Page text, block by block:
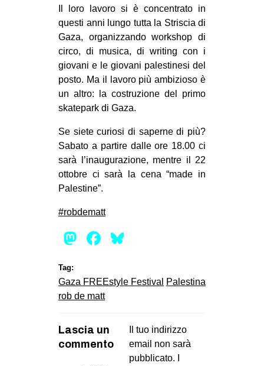
MOVIMENTI
AMBIENTE
ANTIFASCISMO
DIRITTO ALL’ABITARE
GENERI
MIGRAZIONI
PRECARIATO
REPRESSIONE
STUDENTI
CINEMA
AMERICHE
Il loro lavoro si è concentrato in
questi anni lungo tutta la Striscia di
Gaza, organizzando workshop di
circo, di musica, di writing con i
giovani e le giovani palestinesi del
posto. Ma il lavoro più ambizioso è
un altro: la costruzione del primo
skatepark di Gaza.
Se siete curiosi di saperne di più?
Sabato a partire dalle ore 18.00 ci
sarà l’inaugurazione, mentre il 22
ottobre ci sarà la cena “made in
Palestine”.
#robdematt
Mastodon
Facebook
Tag:
Gaza FREEstyle Festival
Palestina
rob de matt
Lascia un
commento
Il tuo indirizzo
email non sarà
pubblicato.